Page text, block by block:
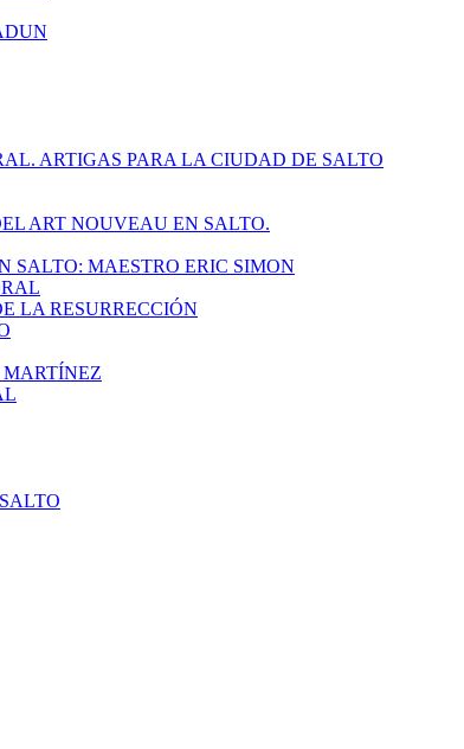
ARTIGAS PARA LA CIUDAD DE SALTO
ART NOUVEAU EN SALTO.
SALTO: MAESTRO ERIC SIMON
LA RESURRECCIÓN